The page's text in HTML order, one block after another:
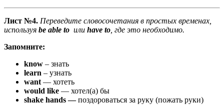
Лист №4. Переведите словосочетания в простых временах,
используя be able to или have to , где это необходимо.
Запомните:
know – знать
learn – узнать
want — хотеть
would like — хотел(а) бы
shake hands —поздороваться за руку (пожать руки)